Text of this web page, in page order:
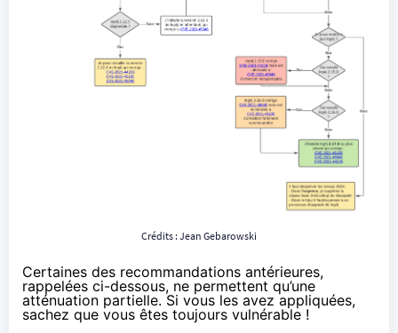
Crédits : Jean Gebarowski
Certaines des recommandations antérieures,
rappelées ci-dessous, ne permettent qu’une
atténuation partielle. Si vous les avez appliquées,
sachez que vous êtes toujours vulnérable !